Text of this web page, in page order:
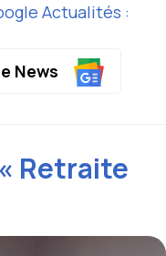
Actualités :
News
Retraite